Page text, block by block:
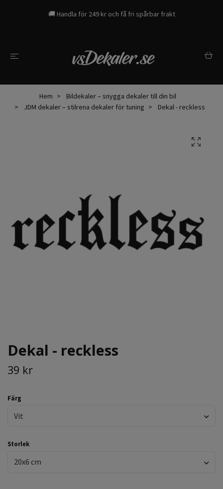
🚚 Handla för 249 kr och få fri spårbar frakt
Hem
Bildekaler – snygga dekaler till din bil
JDM dekaler – stilrena dekaler för tuning
Dekal - reckless
Dekal - reckless
39 kr
Färg
Vit
Storlek
20x6 cm